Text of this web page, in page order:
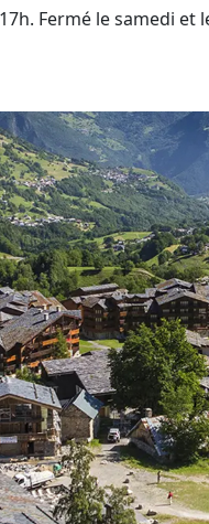
Fermé le samedi et